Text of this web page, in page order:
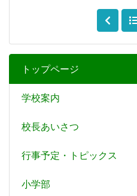
トップページ
学校案内
校長あいさつ
行事予定・トピックス
小学部